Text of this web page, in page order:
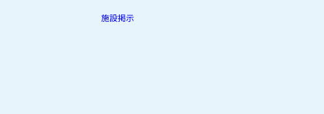
施設掲示